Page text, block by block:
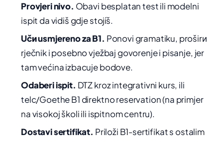
Provjeri nivo. Obavi besplatan test ili modelni
ispit da vidiš gdje stojíš.
Učи usmjereno za B1. Ponovi gramatiku, proširи
rječnik i posebno vježbaj govorenje i pisanje, jer
tam većina izbacuje bodove.
Odaberi ispit. DTZ kroz integrativni kurs, ili
telc/Goethe B1 direktno reservation (na primjer
na visokoj školi ili ispitnom centru).
Dostavi sertifikat. Priloži B1-sertifikat s ostalim